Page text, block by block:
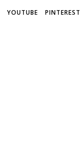
YOUTUBE PINTEREST